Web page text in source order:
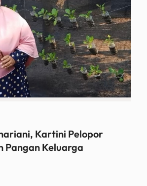
Kartini Pelopor
Pangan Keluarga